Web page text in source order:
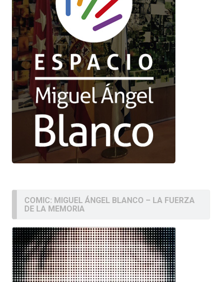
COMIC: MIGUEL ÁNGEL BLANCO – LA FUERZA
DE LA MEMORIA